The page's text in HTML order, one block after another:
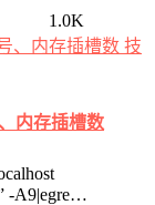
1.0K
技
内存插槽数
-A9|egre…